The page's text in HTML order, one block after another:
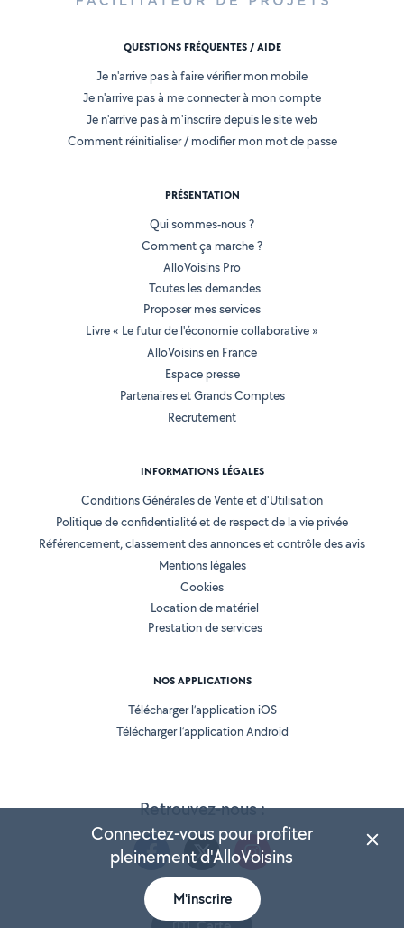
Retrouvez-nous :
QUESTIONS FRÉQUENTES / AIDE
Je n'arrive pas à faire vérifier mon mobile
Je n'arrive pas à me connecter à mon compte
Je n'arrive pas à m'inscrire depuis le site web
Comment réinitialiser / modifier mon mot de passe
PRÉSENTATION
Qui sommes-nous ?
Comment ça marche ?
AlloVoisins Pro
Toutes les demandes
Proposer mes services
Livre « Le futur de l'économie collaborative »
AlloVoisins en France
Espace presse
Partenaires et Grands Comptes
Recrutement
INFORMATIONS LÉGALES
Conditions Générales de Vente et d'Utilisation
Politique de confidentialité et de respect de la vie privée
Référencement, classement des annonces et contrôle des avis
Mentions légales
Cookies
Location de matériel
Prestation de services
NOS APPLICATIONS
Télécharger l’application iOS
Télécharger l’application Android
Connectez-vous pour profiter
pleinement d'AlloVoisins
M'inscrire